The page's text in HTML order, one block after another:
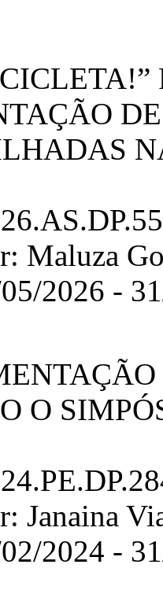
Maluza
2026 -
O
Janaina
2024 -